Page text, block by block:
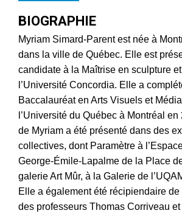
BIOGRAPHIE
Myriam Simard-Parent est née à
dans la ville de Québec. Elle est
candidate à la Maîtrise en sculpture
l’Université Concordia. Elle a
Baccalauréat en Arts Visuels et
l’Université du Québec à Montréal en
de Myriam a été présenté dans des
collectives, dont Paramètre à
George-Émile-Lapalme de la Place
galerie Art Mûr, à la Galerie de
Elle a également été récipiendaire
des professeurs Thomas Corriveau